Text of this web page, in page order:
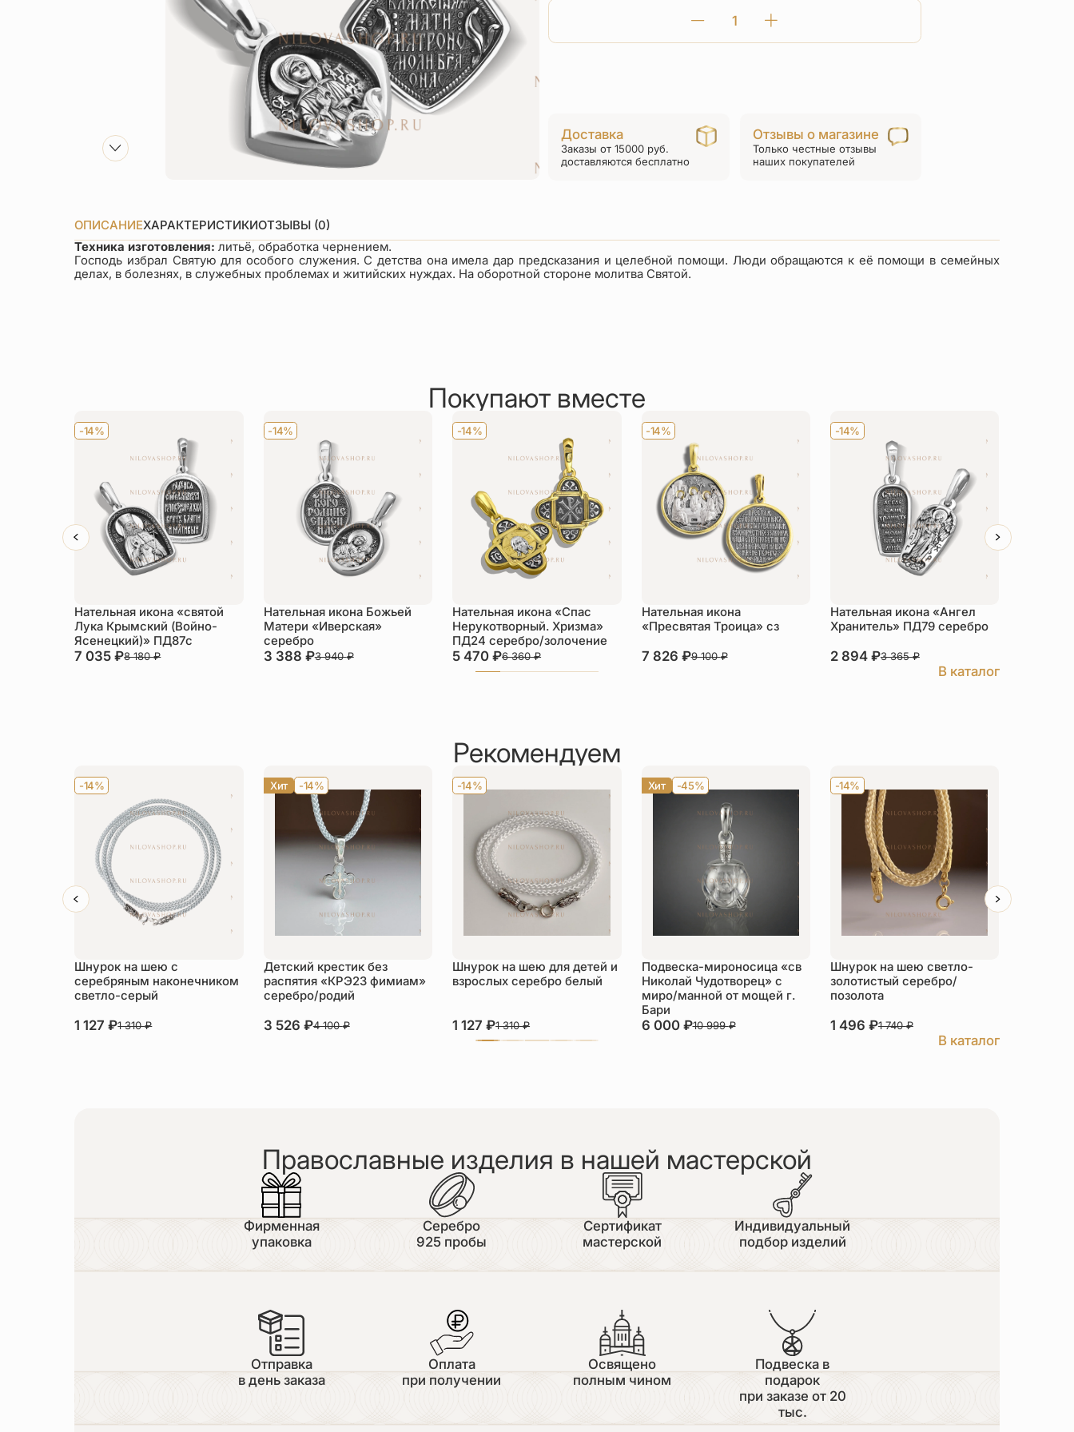
Количество
товара
Московская»
ПД55
серебро
Доставка
Заказы от 15000 руб.
доставляются бесплатно
Отзывы о магазине
Только честные отзывы
наших покупателей
ОПИСАНИЕХАРАКТЕРИСТИКИОТЗЫВЫ (0)
Техника изготовления:литьё, обработка чернением.
Господь избрал Святую для особого служения. С детства она имела дар предсказания и целебной помощи. Люди обращаются к её помощи в семейных
делах, в болезнях, в служебных проблемах и житийских нуждах. На оборотной стороне молитва Святой.
Покупают вместе
-14%
Нательная икона «святой
Лука Крымский (Войно-
Ясенецкий)» ПД87с
7 035₽8 180₽
-14%
Нательная икона Божьей
Матери «Иверская»
серебро
3 388 ₽3 940₽
-14%
Нательная икона «Спас
Нерукотворный. Хризма»
ПД24 серебро/золочение
5 470₽6 360₽
-14%
Нательная икона
«Пресвятая Троица» сз
7 826 ₽9 100₽
-14%
Нательная икона «Ангел
Хранитель» ПД79 серебро
2 894 ₽3 365₽
В каталог
Рекомендуем
-14%
Шнурок на шею с
серебряным наконечником
светло-серый
1 127₽1 310₽
Хит -14%
Детский крестик без
распятия «КРЭ23 фимиам»
серебро/родий
3 526 ₽4 100₽
-14%
Шнурок на шею для детей и
взрослых серебро белый
1 127₽1 310₽
Хит -45%
Подвеска-мироносица «св
Николай Чудотворец» с
миро/манной от мощей г.
Бари
6 000 ₽10 999₽
-14%
Шнурок на шею светло-
золотистый серебро/
позолота
1 496 ₽1 740₽
В каталог
Православные изделия в нашей мастерской
Фирменная
упаковка
Серебро
925 пробы
Сертификат
мастерской
Индивидуальный
подбор изделий
Отправка
в день заказа
Оплата
при получении
Освящено
полным чином
Подвеска в
подарок
при заказе от 20
тыс.